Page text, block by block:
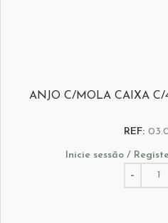
ANJO C/MOLA CAIXA C/
REF:
Inicie sessão /